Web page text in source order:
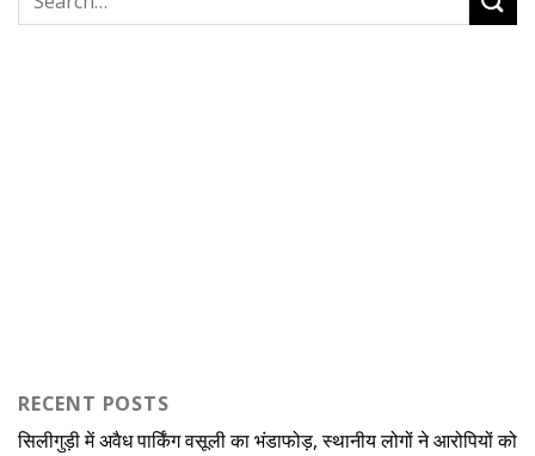
RECENT POSTS
सिलीगुड़ी में अवैध पार्किंग वसूली का भंडाफोड़, स्थानीय लोगों ने आरोपियों को